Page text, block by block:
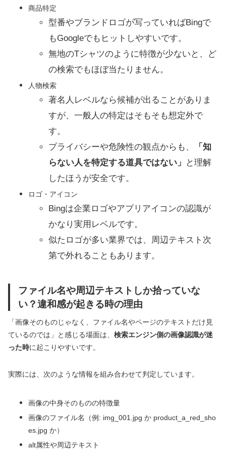
商品特定
型番やブランドロゴが写っていればBingで
もGoogleでもヒットしやすいです。
無地のTシャツのように特徴が少ないと、ど
の検索でもほぼ当たりません。
人物検索
著名人レベルなら候補が出ることがありま
すが、一般人の特定はそもそも想定外で
す。
プライバシーや危険性の観点からも、
「知
らない人を特定する道具ではない」
と理解
したほうが安全です。
ロゴ・アイコン
Bingは企業ロゴやアプリアイコンの認識が
かなり実用レベルです。
似たロゴが多い業界では、周辺テキスト次
第で外れることもあります。
ファイル名や周辺テキストしか拾っていな
い？違和感が起きる時の理由
「画像そのものじゃなく、ファイル名やページのテキストだけ見
ているのでは」と感じる場面は、 検索エンジン側の画像認識が迷
った時に起こりやすいです。
実際には、次のような情報を組み合わせて判定しています。
画像の中身そのものの特徴量
画像のファイル名（例: img_001.jpg か product_a_red_sho
es.jpg か）
alt属性や周辺テキスト